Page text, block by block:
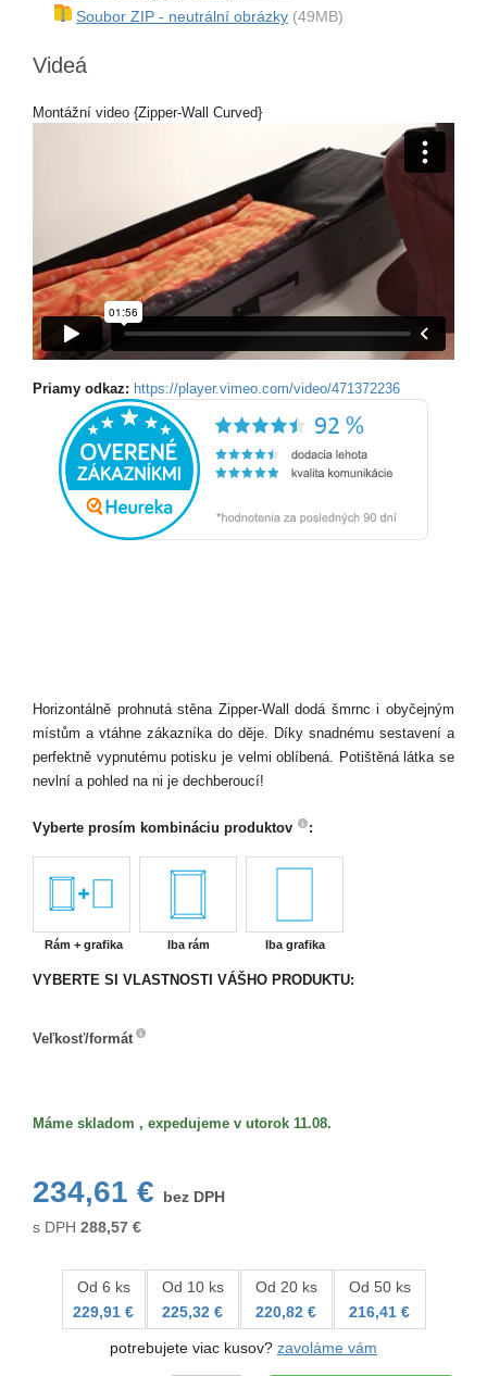
Soubor ZIP - neutrální obrázky (49MB)
Videá
Montážní video {Zipper-Wall Curved}
Priamy odkaz: https://player.vimeo.com/video/471372236
Horizontálně prohnutá stěna Zipper-Wall dodá šmrnc i obyčejným
místům a vtáhne zákazníka do děje. Díky snadnému sestavení a
perfektně vypnutému potisku je velmi oblíbená. Potištěná látka se
nevlní a pohled na ni je dechberoucí!
Vyberte prosím kombináciu produktov :
Rám + grafika Iba rám Iba grafika
VYBERTE SI VLASTNOSTI VÁŠHO PRODUKTU:
Veľkosť/formát
Máme skladom , expedujeme v utorok 11.08.
234,61 €
bez DPH
s DPH 288,57 €
Od 6 ks
229,91 €
Od 10 ks
225,32 €
Od 20 ks
220,82 €
Od 50 ks
216,41 €
potrebujete viac kusov? zavoláme vám